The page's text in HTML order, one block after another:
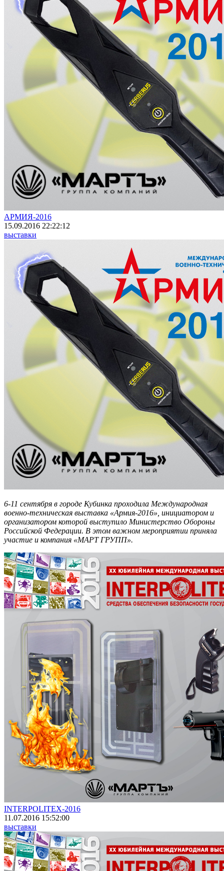
АРМИЯ-2016
15.09.2016 22:22:12
выставки
6-11 сентября в городе Кубинка проходила Международная
военно-техническая выставка «Армия-2016», инициатором и
организатором которой выступило Министерство Обороны
Российской Федерации. В этом важном мероприятии приняла
участие и компания «МАРТ ГРУПП».
INTERPOLITEX-2016
11.07.2016 15:52:00
выставки